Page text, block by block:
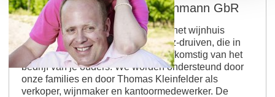
Weingut Gunter en Ute Weinmann GbR
Gunter Weinmann runt sinds 2007 het wijnhuis
samen met zijn vrouw Ute. De Pfalz-druiven, die in
Wörrstadt worden verbouwd, zijn afkomstig van het
bedrijf van je ouders. We worden ondersteund door
onze families en door Thomas Kleinfelder als
verkoper, wijnmaker en kantoormedewerker. De